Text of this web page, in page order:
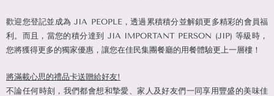
歡迎您登記並成為 JIA PEOPLE，透過累積積分並解鎖更多精彩的會員福
利。而且，當您的積分達到 JIA IMPORTANT PERSON (JIP) 等級時，
您將獲得更多的獨家優惠，讓您在佳民集團餐廳的用餐體驗更上一層樓！
將滿載心思的禮品卡送贈給好友!
不論任何時刻，我們都會想和摯愛、家人及好友們一同享用豐盛的美味佳